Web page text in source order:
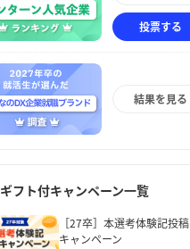
投票する
結果を見る
ギフト付キャンペーン一覧
［27卒］本選考体験記投稿
キャンペーン